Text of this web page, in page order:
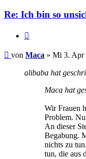
Re: Ich bin so
Beitrag
von Maca » Mi 3. Apr
alibaba hat
Maca hat
Wir Frauen
Problem.
An dieser
Begabung.
nichts zu
tun, die aus